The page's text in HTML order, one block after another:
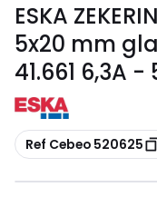
ESKA
5x20 mm
41.661 6,3A -
Kopiëren
Ref Cebeo 520625